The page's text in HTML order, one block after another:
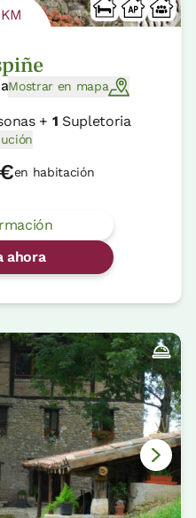
KM
Mostrar en mapa
+ 1 Supletoria
en habitación
ahora